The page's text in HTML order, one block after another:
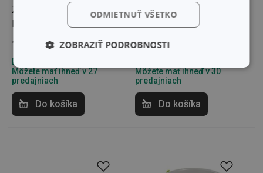
Zmetáčik s lopatkou
ProfiMATE
12,40 €
Dostupné v eshope
Môžete mať ihneď v 27
predajniach
Do košíka
Upratovacie vedro
ProfiMATE 12 l
27,00 €
Môžete mať ihneď v 30
predajniach
Do košíka
ODMIETNUŤ VŠETKO
ZOBRAZIŤ PODROBNOSTI
Základné
(funkčné) cookies
Analytické a
preferenčné
cookies